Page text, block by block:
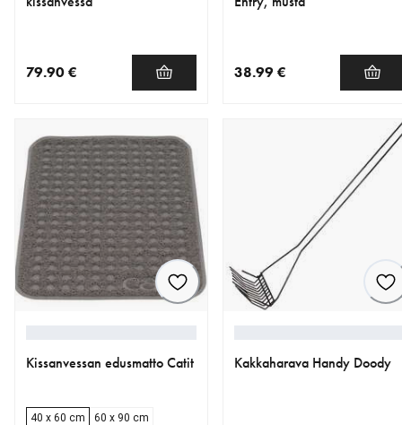
79.90 € 38.99 €
Kissanvessan edusmatto Catit
40 x 60 cm 60 x 90 cm
Kakkaharava Handy Doody